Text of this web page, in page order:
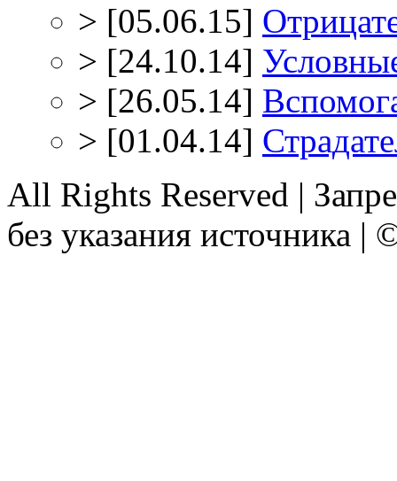
> [05.06.15]
> [24.10.14]
> [26.05.14]
> [01.04.14]
All Rights Reserved |
без указания источника